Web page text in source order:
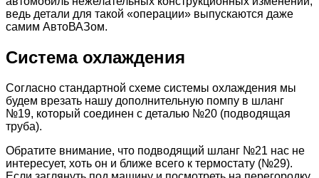
ведь детали для такой «операции» выпускаются даже
самим АвтоВАЗом.
Система охлаждения
Согласно стандартной схеме системы охлаждения мы
будем врезать нашу дополнительную помпу в шланг
№19, который соединен с деталью №20 (подводящая
труба).
Обратите внимание, что подводящий шланг №21 нас не
интересует, хоть он и ближе всего к термостату (№29).